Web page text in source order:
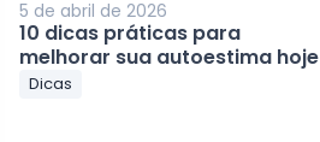
5 de abril de 2026
10 dicas práticas para
melhorar sua autoestima hoje
Dicas